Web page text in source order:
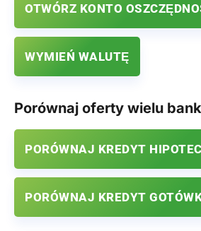
OTWÓRZ KONTO
WYMIEŃ WALUTĘ
Porównaj oferty wielu
PORÓWNAJ KREDYT
PORÓWNAJ KREDYT